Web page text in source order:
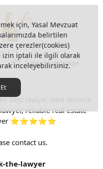
best lawyer, best divorce
reliable real estate
⭐⭐⭐⭐⭐
contact us.
the-lawyer
Select Language
için, Yasal Mevzuat
belirtilen
çerezler(cookies)
izin iptali ile ilgili olarak
inceleyebilirsiniz.